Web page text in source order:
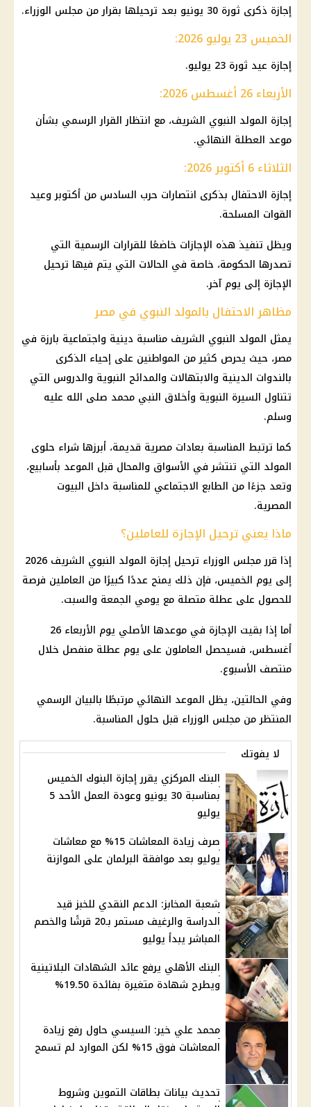
إجازة ذكرى ثورة 30 يونيو بعد ترحيلها بقرار من مجلس الوزراء.
الخميس 23 يوليو 2026:
إجازة عيد ثورة 23 يوليو.
الأربعاء 26 أغسطس 2026:
إجازة المولد النبوي الشريف، مع انتظار القرار الرسمي بشأن
موعد العطلة النهائي.
الثلاثاء 6 أكتوبر 2026:
إجازة الاحتفال بذكرى انتصارات حرب السادس من أكتوبر وعيد
القوات المسلحة.
ويظل تنفيذ هذه الإجازات خاضعًا للقرارات الرسمية التي
تصدرها الحكومة، خاصة في الحالات التي يتم فيها ترحيل
الإجازة إلى يوم آخر.
مظاهر الاحتفال بالمولد النبوي في مصر
يمثل المولد النبوي الشريف مناسبة دينية واجتماعية بارزة في
مصر، حيث يحرص كثير من المواطنين على إحياء الذكرى
بالندوات الدينية والابتهالات والمدائح النبوية والدروس التي
تتناول السيرة النبوية وأخلاق النبي محمد صلى الله عليه
وسلم.
كما ترتبط المناسبة بعادات مصرية قديمة، أبرزها شراء حلوى
المولد التي تنتشر في الأسواق والمحال قبل الموعد بأسابيع،
وتعد جزءًا من الطابع الاجتماعي للمناسبة داخل البيوت
المصرية.
ماذا يعني ترحيل الإجازة للعاملين؟
إذا قررمجلس الوزراء ترحيل إجازة المولد النبوي الشريف 2026
إلى يوم الخميس، فإن ذلك يمنح عددًا كبيرًا من العاملين فرصة
للحصول على عطلة متصلة مع يومي الجمعة والسبت.
أما إذا بقيت الإجازة
في موعدها الأصلي يوم الأربعاء 26
أغسطس، فسيحصل العاملون على يوم عطلة منفصل خلال
منتصف الأسبوع.
وفي الحالتين، يظل الموعد النهائي مرتبطًا بالبيان الرسمي
المنتظر من مجلس الوزراء قبل حلول المناسبة.
لا يفوتك
البنك المركزي يقرر إجازة البنوك الخميس
بمناسبة 30 يونيو وعودة العمل الأحد 5
يوليو
صرف زيادة المعاشات 15% مع معاشات
يوليو بعد موافقة البرلمان على الموازنة
شعبة المخابز: الدعم النقدي للخبز قيد
الدراسة والرغيف مستمر بـ20 قرشًا والخصم
المباشر يبدأ يوليو
البنك الأهلي يرفع عائد الشهادات البلاتينية
ويطرح شهادة متغيرة بفائدة 19.50%
محمد علي خير: السيسي حاول رفع زيادة
المعاشات فوق 15% لكن الموارد لم تسمح
تحديث بيانات بطاقات التموين وشروط